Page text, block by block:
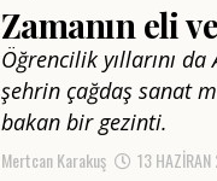
Zamanın eli
Öğrencilik yıllarını
şehrin çağdaş sanat
bakan bir gezinti.
Mertcan Karakuş 13